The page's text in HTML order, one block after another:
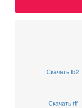
Скачать fb2
Скачать rtf